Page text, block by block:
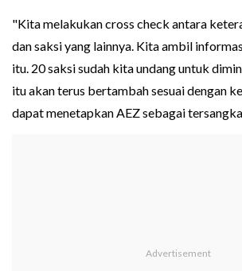
"Kita melakukan cross check antara
dan saksi yang lainnya. Kita ambil
itu. 20 saksi sudah kita undang untuk
itu akan terus bertambah sesuai dengan
dapat menetapkan AEZ sebagai